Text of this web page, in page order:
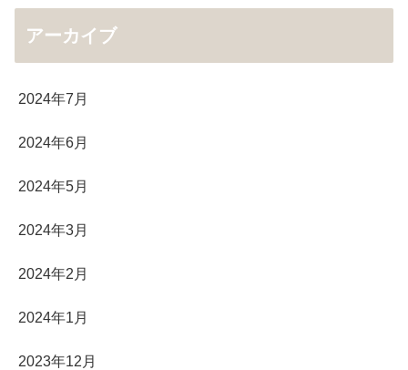
アーカイブ
2024年7月
2024年6月
2024年5月
2024年3月
2024年2月
2024年1月
2023年12月